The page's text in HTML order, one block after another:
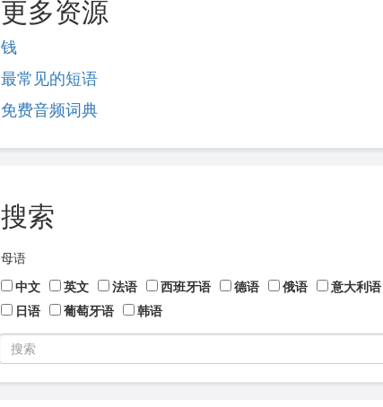
更多资源
钱
最常见的短语
免费音频词典
搜索
母语
中文
英文 法语 西班牙语 德语 俄语
意大利语
日语
葡萄牙语 韩语